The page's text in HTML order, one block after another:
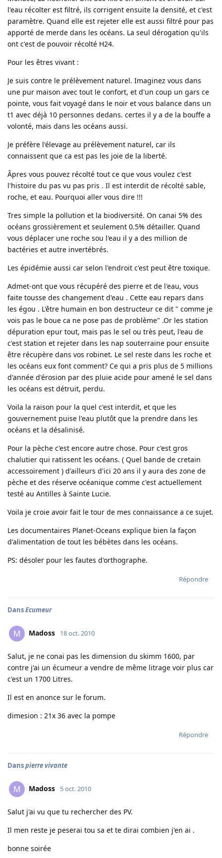
l'eau récolter est filtré, ils corrigent ensuite la densité, et c'est
paramètre. Quand elle est rejeter elle est aussi filtré pour pas
apporté de merde dans les océans. La seul dérogation qu'ils
ont c'est de pouvoir récolté H24.
Pour les êtres vivant :
Je suis contre le prélèvement naturel. Imaginez vous dans
une pur maison avec tout le confort, et d'un coup un gars ce
pointe, vous fait voyagé dans le noir et vous balance dans un
t1 avec déjà 10 personnes dedans. certes il y a de la bouffe a
volonté, mais dans les océans aussi.
Je préfère l'élevage au prélèvement naturel, car ils
connaissent que ca est pas les joie de la liberté.
Âpres vous pouvez récolté tout ce que vous voulez c'est
l'histoire du pas vu pas pris . Il est interdit de récolté sable,
roche, et eau. Pourquoi aller vous dire !!!
Tres simple la pollution et la biodiversité. On canai 5% des
océans grossièrement et seulement 0.5% détailler. Quand
vous déplacer une roche sou l'eau il y a des million de
bactéries et autre invertébrés.
Les épidémie aussi car selon l'endroit c'est peut être toxique.
Admet-ont que vous récupéré des pierre et de l'eau, vous
faite tousse des changement d'eau . Cette eau repars dans
les égou . L'être humain en bon destructeur ce dit " comme je
vois pas le boue ca ne pose pas de problème" .Or les station
dépuration epur tout, mais pas le sel ou très peut, l'eau de
c'est station et rejeter dans les nap souterraine pour ensuite
être récupère dans vos robinet. Le sel reste dans les roche et
les océans eux font comment? Ce qui a pris plus de 5 millions
d'année d'érosion par des pluie acide pour amené le sel dans
les océans est détruit, perdu.
Voila la raison pour la quel c'est interdit, et que les
gouvernement puise l'eau plutôt que la prendre dans les
océans et la désalinisé.
Pour la pèche c'est encore autre chose. Pour c'est gros
chalutier qui ratissent les océans. ( Quel bande de cretain
accessoirement ) d'ailleurs d'ici 20 ans il y aura des zone de
pèche et des réserve océanique comme c'est actuellement
testé au Antilles à Sainte Lucie.
Voila je croie avoir fait le tour de mes connaissance a ce sujet.
Les documentaires Planet-Oceans explique bien la façon
d'alimentation de tout les bébètes dans les océans.
PS: désoler pour les fautes d'orthographe.
Répondre
DansEcumeur
M Madoss 18 oct. 2010
Salut, je ne conai pas les dimension du skimm 1600, par
contre j'ai un écumeur a vendre de même litrage voir plus car
c'est un 1700 Litres.
Il est en anonce sur le forum.
dimesion : 21x 36 avec la pompe
Répondre
Danspierre vivante
M Madoss 5 oct. 2010
Salut j'ai vu que tu rechercher des PV.
Il men reste je peserai tou sa et te dirai combien j'en ai .
bonne soirée